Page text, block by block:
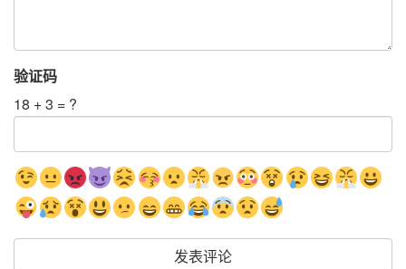
验证码
18 + 3 = ?